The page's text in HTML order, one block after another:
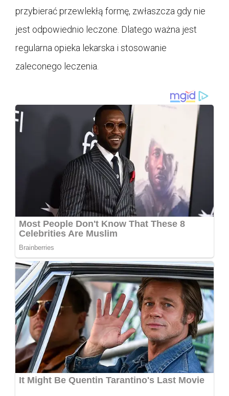
przybierać przewlekłą formę, zwłaszcza gdy nie
jest odpowiednio leczone. Dlatego ważna jest
regularna opieka lekarska i stosowanie
zaleconego leczenia.